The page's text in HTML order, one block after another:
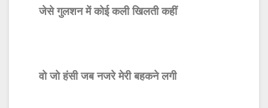
जेसे गुलशन में कोई कली खिलती कहीं
वो जो हंसी जब नजरे मेरी बहकने लगी